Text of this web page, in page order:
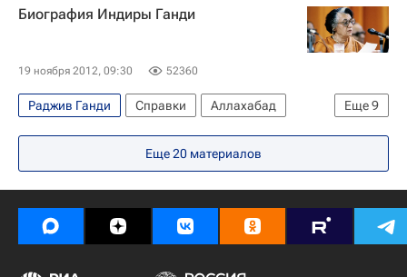
Биография Индиры Ганди
19 ноября 2012, 09:30 52360
Еще9
Раджив Ганди Справки
Аллахабад
Индия
Весь мир Азия
Индира Ганди
Джавахарлал Неру
Правительство Индии
Движение неприсоединения
Сансад Индии
Еще20 материалов